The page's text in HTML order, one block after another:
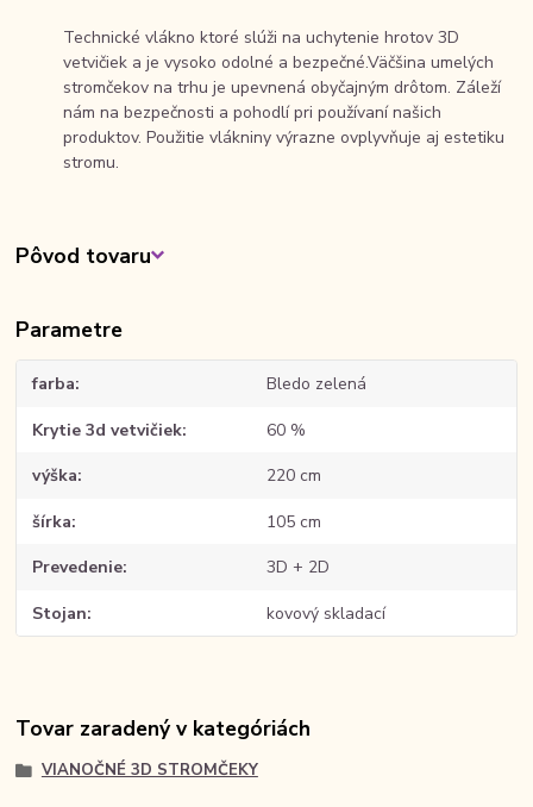
Technické vlákno ktoré slúži na uchytenie hrotov 3D
vetvičiek a je vysoko odolné a bezpečné.Väčšina umelých
stromčekov na trhu je upevnená obyčajným drôtom. Záleží
nám na bezpečnosti a pohodlí pri používaní našich
produktov. Použitie vlákniny výrazne ovplyvňuje aj estetiku
stromu.
Pôvod tovaru
Parametre
farba Bledo zelená
Krytie 3d vetvičiek 60 %
výška 220 cm
šírka 105 cm
Prevedenie 3D + 2D
Stojan kovový skladací
Tovar zaradený v kategóriách
VIANOČNÉ 3D STROMČEKY